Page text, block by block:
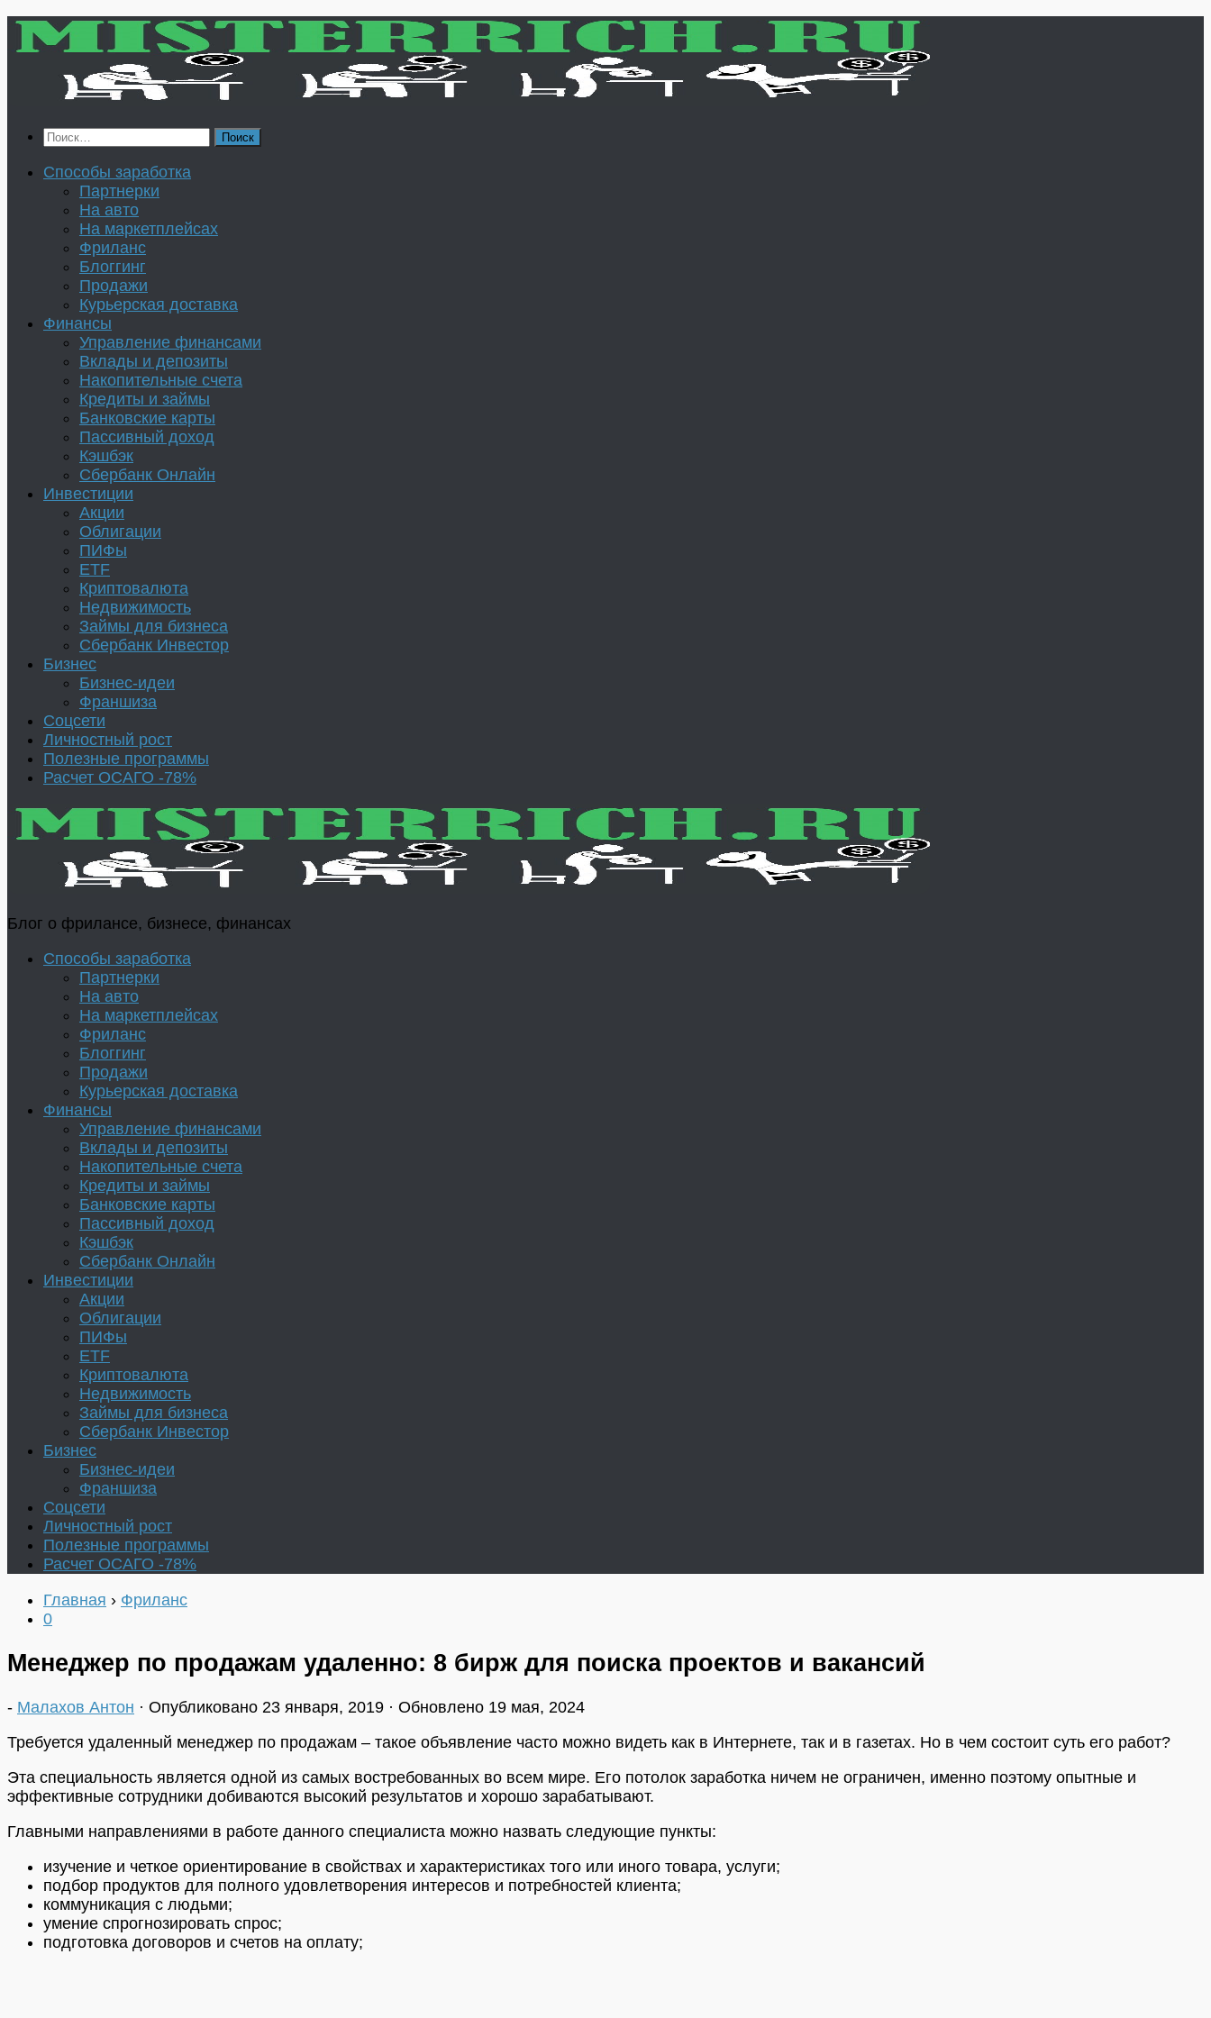
Перейти
Найти:
Способы заработка
Партнерки
На авто
На маркетплейсах
Фриланс
Блоггинг
Продажи
Курьерская доставка
Финансы
Управление финансами
Вклады и депозиты
Накопительные счета
Кредиты и займы
Банковские карты
Пассивный доход
Кэшбэк
Сбербанк Онлайн
Инвестиции
Акции
Облигации
ПИФы
ETF
Криптовалюта
Недвижимость
Займы для бизнеса
Сбербанк Инвестор
Бизнес
Бизнес-идеи
Франшиза
Соцсети
Личностный рост
Полезные программы
Расчет ОСАГО -78%
Блог о фрилансе, бизнесе, финансах
Способы заработка
Партнерки
На авто
На маркетплейсах
Фриланс
Блоггинг
Продажи
Курьерская доставка
Финансы
Управление финансами
Вклады и депозиты
Накопительные счета
Кредиты и займы
Банковские карты
Пассивный доход
Кэшбэк
Сбербанк Онлайн
Инвестиции
Акции
Облигации
ПИФы
ETF
Криптовалюта
Недвижимость
Займы для бизнеса
Сбербанк Инвестор
Бизнес
Бизнес-идеи
Франшиза
Соцсети
Личностный рост
Полезные программы
Расчет ОСАГО -78%
Главная › Фриланс
0
Менеджер по продажам удаленно: 8 бирж для поиска проектов и вакансий
- Малахов Антон · Опубликовано 23 января, 2019 · Обновлено 19 мая, 2024
Требуется удаленный менеджер по продажам – такое объявление часто можно видеть как в Интернете, так и в газетах. Но в чем состоит суть его работ?
Эта специальность является одной из самых востребованных во всем мире. Его потолок заработка ничем не ограничен, именно поэтому опытные и
эффективные сотрудники добиваются высокий результатов и хорошо зарабатывают.
Главными направлениями в работе данного специалиста можно назвать следующие пункты:
изучение и четкое ориентирование в свойствах и характеристиках того или иного товара, услуги;
подбор продуктов для полного удовлетворения интересов и потребностей клиента;
коммуникация с людьми;
умение спрогнозировать спрос;
подготовка договоров и счетов на оплату;